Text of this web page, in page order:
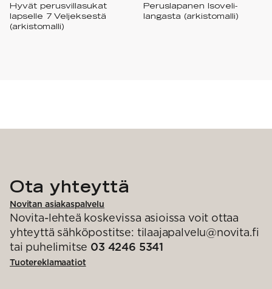
Hyvät perusvillasukat
lapselle 7 Veljeksestä
(arkistomalli)
Peruslapanen Isoveli-
langasta (arkistomalli)
Ota yhteyttä
Novitan asiakaspalvelu
Novita-lehteä koskevissa asioissa voit ottaa
yhteyttä sähköpostitse: tilaajapalvelu@novita.fi
tai puhelimitse 03 4246 5341
Tuotereklamaatiot